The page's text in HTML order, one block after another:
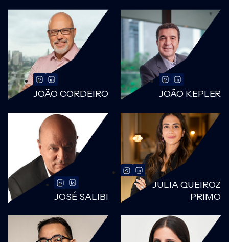
JOÃO CORDEIRO JOÃO KEPLER
JOSÉ SALIBI
JULIA QUEIROZ
PRIMO